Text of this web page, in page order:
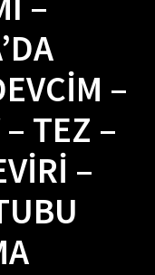
–
– TEZ –
–